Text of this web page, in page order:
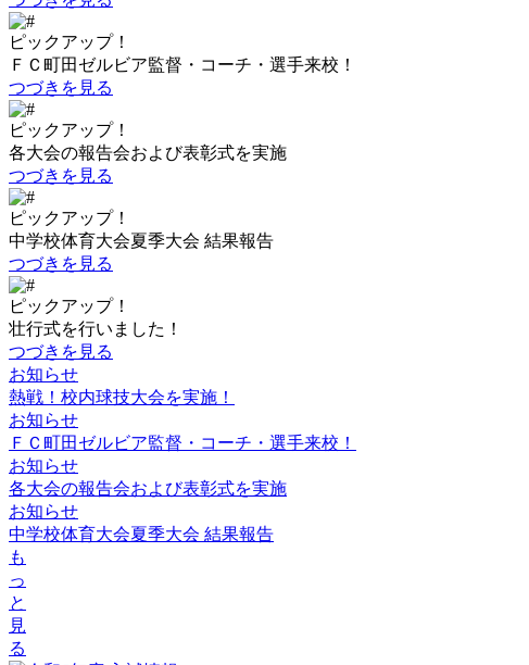
ピックアップ！
ＦＣ町田ゼルビア監督・コーチ・選手来校！
つづきを見る
ピックアップ！
各大会の報告会および表彰式を実施
つづきを見る
ピックアップ！
中学校体育大会夏季大会 結果報告
つづきを見る
ピックアップ！
壮行式を行いました！
つづきを見る
お知らせ
熱戦！校内球技大会を実施！
お知らせ
ＦＣ町田ゼルビア監督・コーチ・選手来校！
お知らせ
各大会の報告会および表彰式を実施
お知らせ
中学校体育大会夏季大会 結果報告
も
っ
と
見
る